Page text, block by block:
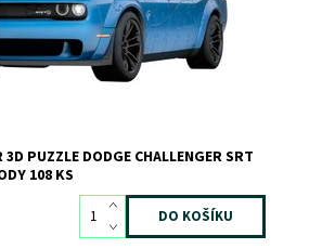
3D PUZZLE DODGE CHALLENGER SRT
108 KS